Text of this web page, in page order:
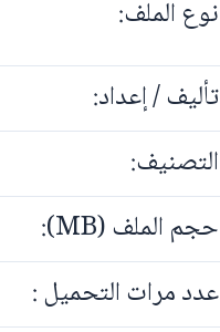
نوع الملف:
تأليف / إعداد:
التصنيف:
حجم الملف (MB):
عدد مرات التحميل :